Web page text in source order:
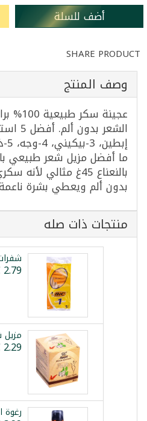
أضف للسلة
SHARE PRODUCT
وصف المنتج
عجينة
ما أفضل مزيل شعر طبيعي
بالنعناع 45غ مثالي
بدون ألم ويعطي بشرة
منتجات ذات صله
شفرات
مزيل